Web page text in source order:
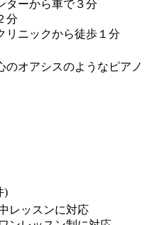
ーから車で３分
分
ニックから徒歩１分
のオアシスのようなピアノ
)